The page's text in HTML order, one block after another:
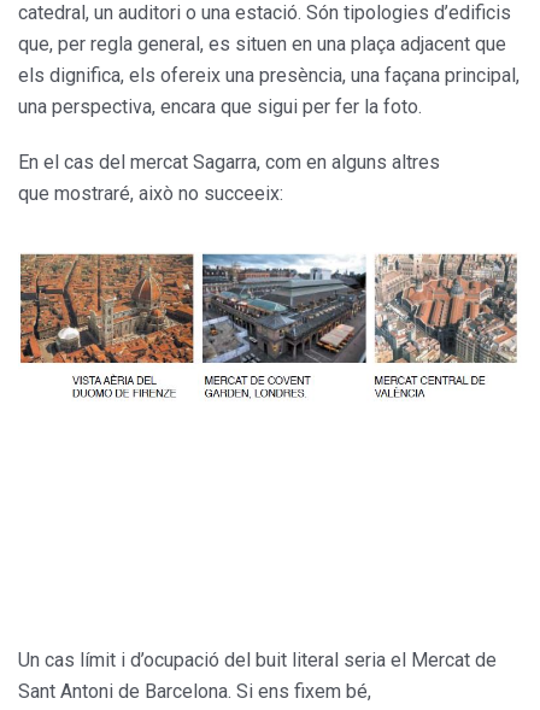
catedral, un auditori o una estació. Són tipologies d’edificis
que, per regla general, es situen en una plaça adjacent que
els dignifica, els ofereix una presència, una façana principal,
una perspectiva, encara que sigui per fer la foto.
En el cas del mercat Sagarra, com en alguns altres
que mostraré, això no succeeix:
Un cas límit i d’ocupació del buit literal seria el Mercat de
Sant Antoni de Barcelona. Si ens fixem bé,